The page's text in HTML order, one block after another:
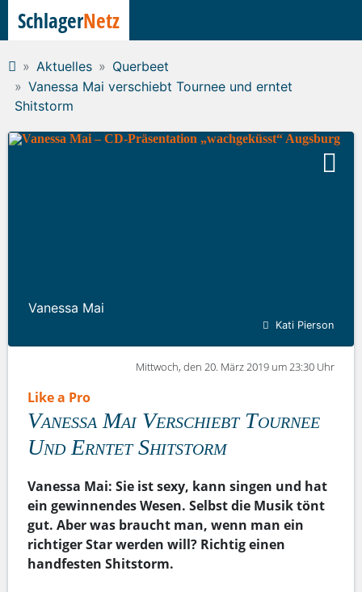
Aktuelles
Querbeet
Vanessa Mai verschiebt Tournee und erntet
Shitstorm
Vanessa Mai
Kati Pierson
Mittwoch, den 20. März 2019 um 23:30 Uhr
Like a Pro
Vanessa Mai Verschiebt Tournee
Und Erntet Shitstorm
Vanessa Mai: Sie ist sexy, kann singen und hat
ein gewinnendes Wesen. Selbst die Musik tönt
gut. Aber was braucht man, wenn man ein
richtiger Star werden will? Richtig einen
handfesten Shitstorm.
SchlagerNetz